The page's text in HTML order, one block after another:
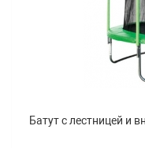
Батут с лестницей и